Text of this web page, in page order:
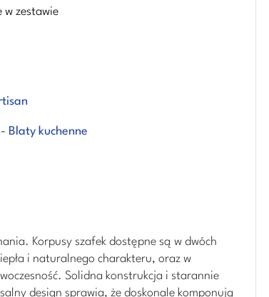
w zestawie
Blaty kuchenne
Korpusy szafek dostępne są w dwóch
i naturalnego charakteru, oraz w
Solidna konstrukcja i starannie
design sprawia, że doskonale komponują